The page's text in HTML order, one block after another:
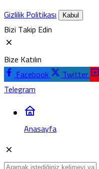
Gizlilik Politikası
Kabul
Bizi Takip Edin
Bize Katılın
Facebook
Twitter
Telegram
Anasayfa